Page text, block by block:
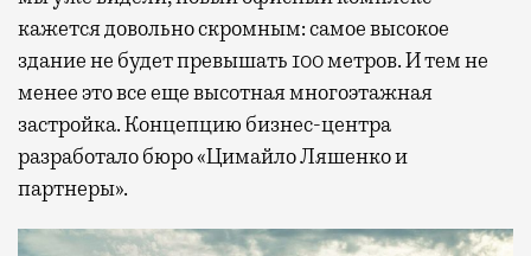
кажется довольно скромным: самое высокое
здание не будет превышать 100 метров. И тем не
менее это все еще высотная многоэтажная
застройка. Концепцию бизнес-центра
разработало бюро «Цимайло Ляшенко и
партнеры».